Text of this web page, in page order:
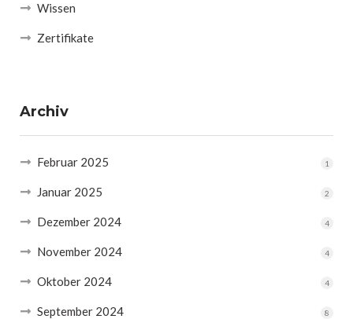
Wissen
Zertifikate
Archiv
Februar 2025 1
Januar 2025 2
Dezember 2024 4
November 2024 4
Oktober 2024 4
September 2024 8